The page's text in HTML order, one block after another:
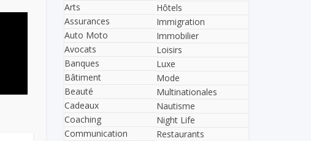
Arts
Assurances
Auto Moto
Avocats
Banques
Bâtiment
Beauté
Cadeaux
Coaching
Communication
Hôtels
Immigration
Immobilier
Loisirs
Luxe
Mode
Multinationales
Nautisme
Night Life
Restaurants